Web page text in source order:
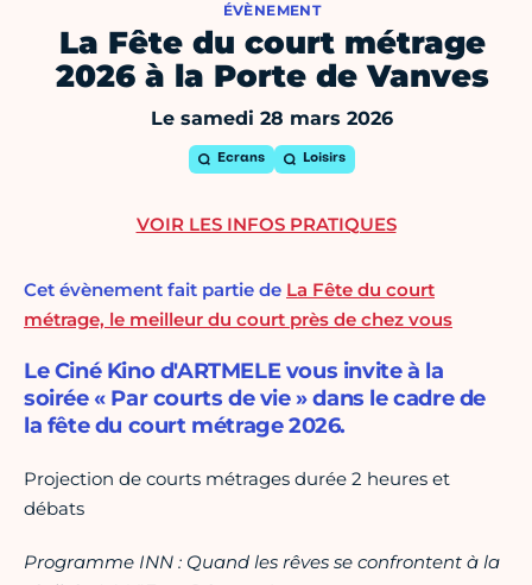
ÉVÈNEMENT
La Fête du court métrage
2026 à la Porte de Vanves
Le samedi 28 mars 2026
Ecrans Loisirs
Cet évènement fait partie de La Fête du court
métrage, le meilleur du court près de chez vous
Le Ciné Kino d'ARTMELE vous invite à la
soirée « Par courts de vie » dans le cadre de
la fête du court métrage 2026.
Projection de courts métrages durée 2 heures et
débats
Programme INN : Quand les rêves se confrontent à la
VOIR LES INFOS PRATIQUES